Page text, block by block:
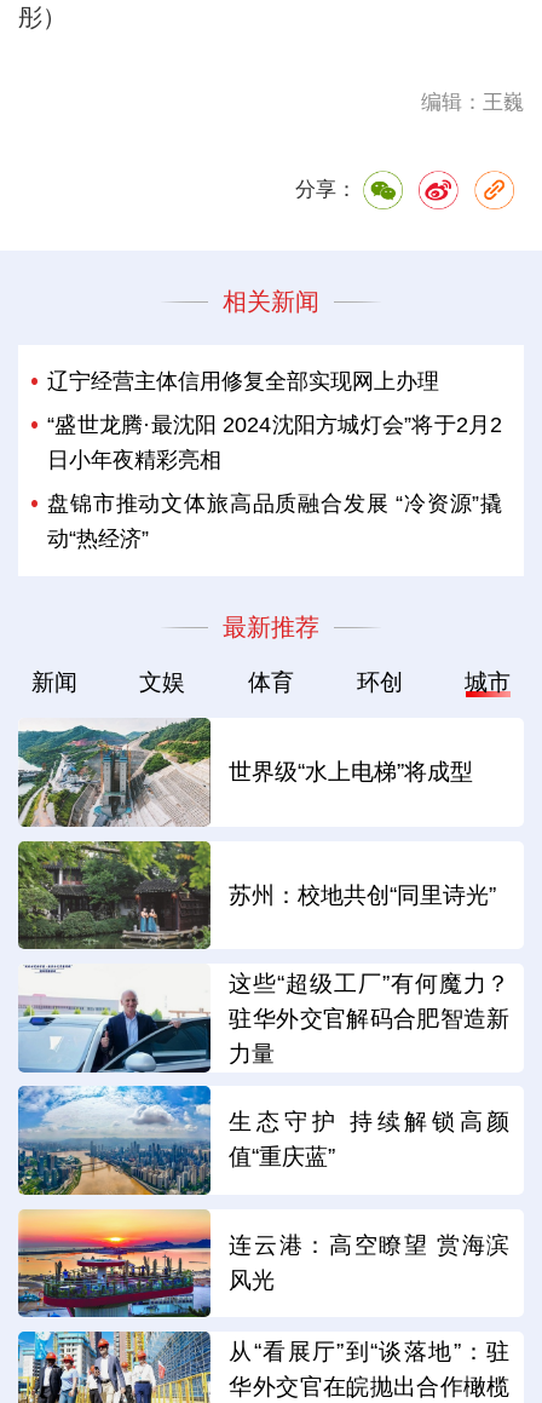
彤）
编辑：王巍
分享：
相关新闻
辽宁经营主体信用修复全部实现网上办理
“盛世龙腾·最沈阳 2024沈阳方城灯会”将于2月2
日小年夜精彩亮相
盘锦市推动文体旅高品质融合发展 “冷资源”撬
动“热经济”
最新推荐
新闻 文娱 体育 环创 城市
世界级“水上电梯”将成型
苏州：校地共创“同里诗光”
这些“超级工厂”有何魔力？
驻华外交官解码合肥智造新
力量
生态守护 持续解锁高颜
值“重庆蓝”
连云港：高空瞭望 赏海滨
风光
从“看展厅”到“谈落地”：驻
华外交官在皖抛出合作橄榄